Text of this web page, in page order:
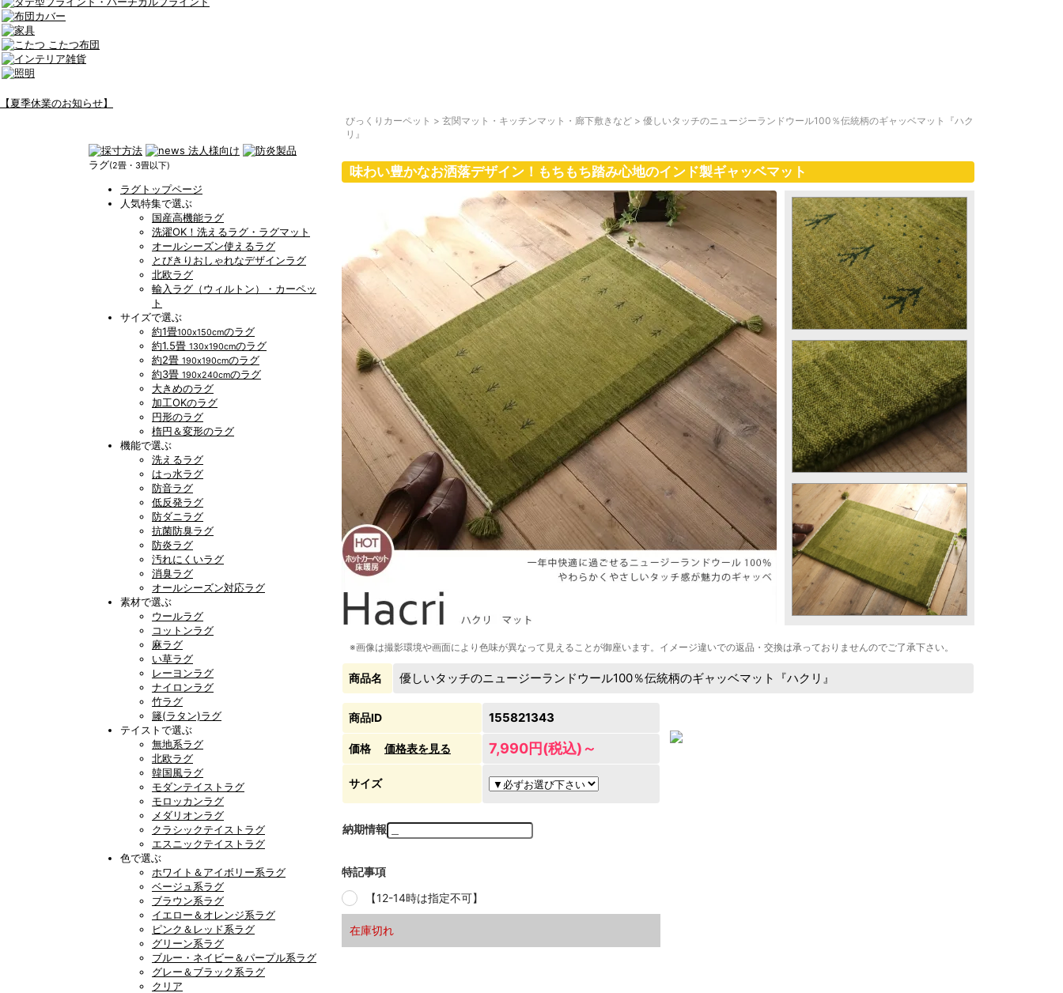
【夏季休業のお知らせ】
ラグ(2畳・3畳以下)
ラグトップページ
人気特集で選ぶ
国産高機能ラグ
洗濯OK！洗えるラグ・ラグマット
オールシーズン使えるラグ
とびきりおしゃれなデザインラグ
北欧ラグ
輸入ラグ（ウィルトン）・カーペッ
ト
サイズで選ぶ
約1畳100x150cmのラグ
約1.5畳 130x190cmのラグ
約2畳 190x190cmのラグ
約3畳 190x240cmのラグ
大きめのラグ
加工OKのラグ
円形のラグ
楕円＆変形のラグ
機能で選ぶ
洗えるラグ
はっ水ラグ
防音ラグ
低反発ラグ
防ダニラグ
抗菌防臭ラグ
防炎ラグ
汚れにくいラグ
消臭ラグ
オールシーズン対応ラグ
素材で選ぶ
ウールラグ
コットンラグ
麻ラグ
い草ラグ
レーヨンラグ
ナイロンラグ
竹ラグ
籐(ラタン)ラグ
テイストで選ぶ
無地系ラグ
北欧ラグ
韓国風ラグ
モダンテイストラグ
モロッカンラグ
メダリオンラグ
クラシックテイストラグ
エスニックテイストラグ
色で選ぶ
ホワイト＆アイボリー系ラグ
ベージュ系ラグ
ブラウン系ラグ
イエロー＆オレンジ系ラグ
ピンク＆レッド系ラグ
グリーン系ラグ
ブルー・ネイビー＆パープル系ラグ
グレー＆ブラック系ラグ
クリア
びっくりカーペット > 玄関マット・キッチンマット・廊下敷きなど > 優しいタッチのニュージーランドウール100％伝統柄のギャッベマット『ハク
リ』
味わい豊かなお洒落デザイン！もちもち踏み心地のインド製ギャッベマット
※画像は撮影環境や画面により色味が異なって見えることが御座います。イメージ違いでの返品・交換は承っておりませんのでご了承下さい。
商品名 優しいタッチのニュージーランドウール100％伝統柄のギャッベマット『ハクリ』
商品ID 155821343
価格 価格表を見る 7,990円(税込)～
サイズ
納期情報
特記事項
【12-14時は指定不可】
在庫切れ